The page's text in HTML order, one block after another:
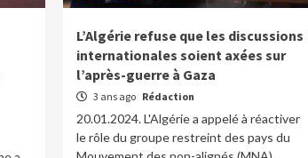
L’Algérie refuse que les discussions
internationales soient axées sur
l’après-guerre à Gaza
3 ans ago Rédaction
20.01.2024. L'Algérie a appelé à réactiver
le rôle du groupe restreint des pays du